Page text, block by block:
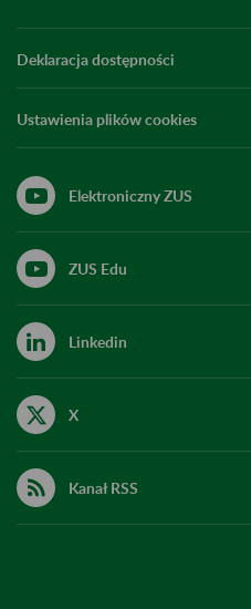
Deklaracja dostępności
Ustawienia plików cookies
Elektroniczny ZUS
ZUS Edu
Linkedin
X
Kanał RSS